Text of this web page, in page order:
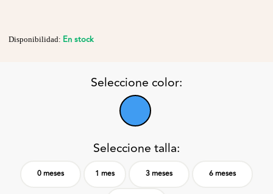
Disponibilidad: En stock
Seleccione color:
Seleccione talla:
0 meses 1 mes 3 meses 6 meses